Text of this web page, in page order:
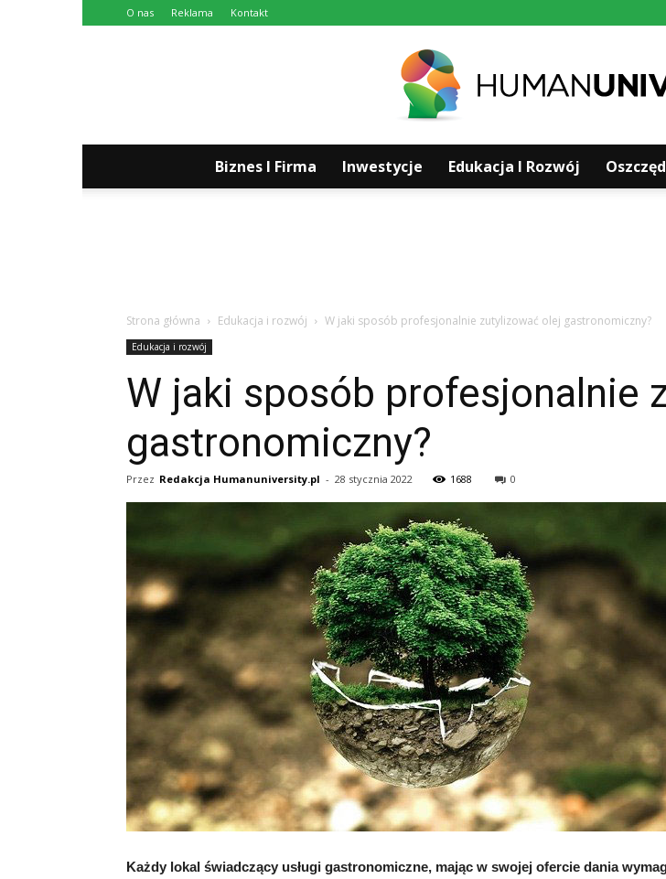
O nas Reklama Kontakt
Biznes I Firma Inwestycje Edukacja I Rozwój
Strona główna Edukacja i rozwój W jaki sposób profesjonalnie zutylizować olej gastronomiczny?
Edukacja i rozwój
W jaki sposób profesjonalnie
gastronomiczny?
Przez Redakcja Humanuniversity.pl - 28 stycznia 2022 1688 0
Każdy lokal świadczący usługi gastronomiczne, mając w swojej ofercie dania